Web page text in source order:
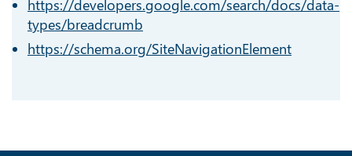
https://developers.google.com/search/docs/data-
types/breadcrumb
https://schema.org/SiteNavigationElement